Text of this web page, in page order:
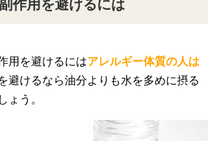
作用を避けるには
用を避けるにはアレルギー体質の人は
避けるなら油分よりも水を多めに摂る
ょう。